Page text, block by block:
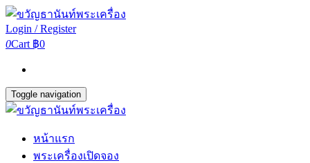
Login / Register
0Cart ฿0
Toggle navigation
หน้าแรก
พระเครื่องเปิดจอง